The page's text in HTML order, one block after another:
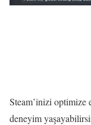
Steam’inizi
deneyim